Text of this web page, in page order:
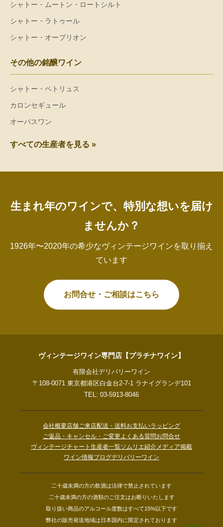
シャトー・ムートン・ロートシルト
シャトー・ラトゥール
シャトー・オーブリオン
その他の銘醸ワイン
シャトー・ペトリュス
カロンセギュール
オーパスワン
すべての生産者を見る »
生まれ年のワインで、特別な想いを届け
ませんか？
1926年〜2020年の希少なヴィンテージワインを取り揃え
ています
お問合せ・ご相談はこちら
ヴィンテージワイン専門店【プラチナワイン】
有限会社デリバリーワイン
〒108-0071 東京都港区白金台2-7-1 ラナイグランデ101
TEL: 03-5913-8046
会社概要店舗ご来店配送・送料お支払いラッピング
ご返品・キャンセル・ご変更よくある質問お問合せ
ヴィンテージチャート 生産者一覧ソムリエ紹介メディア掲載
ワイン情報ブログデリバリーワイン
二十歳未満の方の飲酒は法律で禁止されています
二十歳未満の方の酒類のご注文はお断りいたします
取り扱い商品のアルコール度数はすべて15%以下です
弊社の販売発送地域は日本国内に限定されております